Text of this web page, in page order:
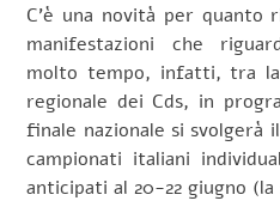
C’è una novità per quanto
manifestazioni che
molto tempo, infatti, tra
regionale dei Cds, in
finale nazionale si
campionati italiani
anticipati al 20-22 giugno